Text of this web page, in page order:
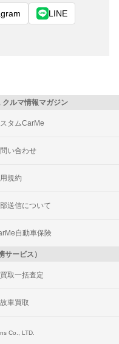
LINE
ルマ情報マガジン
タムCarMe
い合わせ
規約
送信について
自動車保険
ービス）
取一括査定
車買取
Co., LTD.